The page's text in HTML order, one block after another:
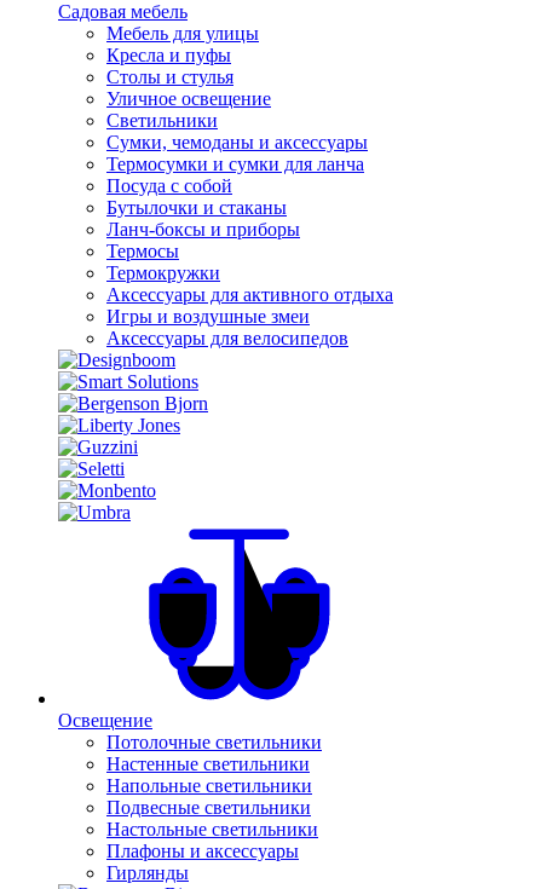
Садовая мебель
Мебель для улицы
Кресла и пуфы
Столы и стулья
Уличное освещение
Светильники
Сумки, чемоданы и аксессуары
Термосумки и сумки для ланча
Посуда с собой
Бутылочки и стаканы
Ланч-боксы и приборы
Термосы
Термокружки
Аксессуары для активного отдыха
Игры и воздушные змеи
Аксессуары для велосипедов
Освещение
Потолочные светильники
Настенные светильники
Напольные светильники
Подвесные светильники
Настольные светильники
Плафоны и аксессуары
Гирлянды